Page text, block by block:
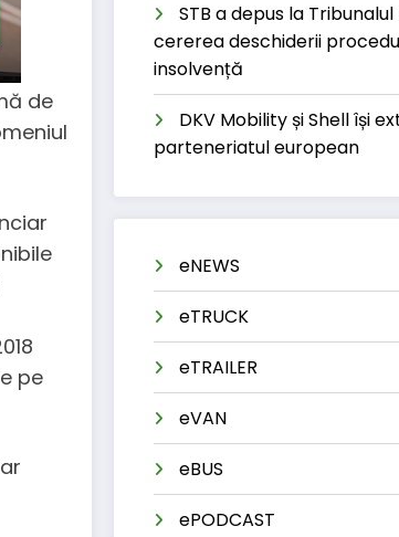
de
pe
STB a depus la
cererea deschiderii
insolvență
DKV Mobility și Shell își
parteneriatul european
eNEWS
eTRUCK
eTRAILER
eVAN
eBUS
ePODCAST